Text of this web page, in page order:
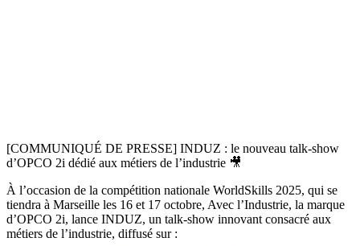
[COMMUNIQUÉ DE PRESSE] INDUZ : le nouveau talk-show
d’OPCO 2i dédié aux métiers de l’industrie 🎥
À l’occasion de la compétition nationale WorldSkills 2025, qui se
tiendra à Marseille les 16 et 17 octobre, Avec l’Industrie, la marque
d’OPCO 2i, lance INDUZ, un talk-show innovant consacré aux
métiers de l’industrie, diffusé sur :